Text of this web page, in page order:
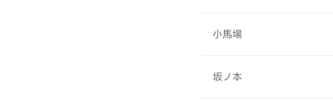
小馬場
坂ノ本